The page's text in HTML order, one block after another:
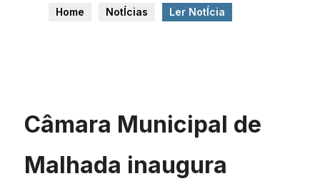
Home
NotÍcias Ler NotÍcia
Câmara Municipal de
Malhada inaugura